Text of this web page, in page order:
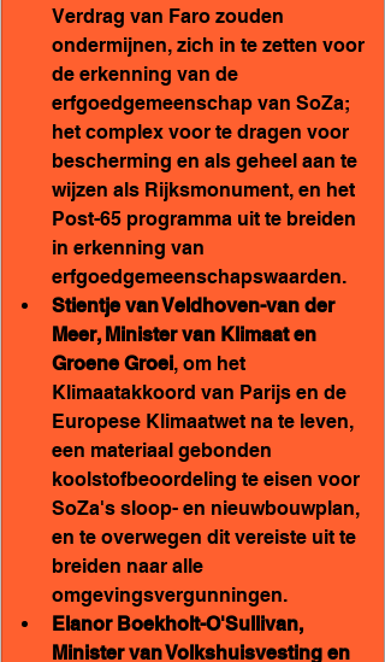
Verdrag van Faro zouden
ondermijnen, zich in te zetten voor
de erkenning van de
erfgoedgemeenschap van SoZa;
het complex voor te dragen voor
bescherming en als geheel aan te
wijzen als Rijksmonument, en het
Post-65 programma uit te breiden
in erkenning van
erfgoedgemeenschapswaarden.
Stientje van Veldhoven-van der
Meer, Minister van Klimaat en
Groene Groei, om het
Klimaatakkoord van Parijs en de
Europese Klimaatwet na te leven,
een materiaal gebonden
koolstofbeoordeling te eisen voor
SoZa's sloop- en nieuwbouwplan,
en te overwegen dit vereiste uit te
breiden naar alle
omgevingsvergunningen.
Elanor Boekholt-O'Sullivan,
Minister van Volkshuisvesting en